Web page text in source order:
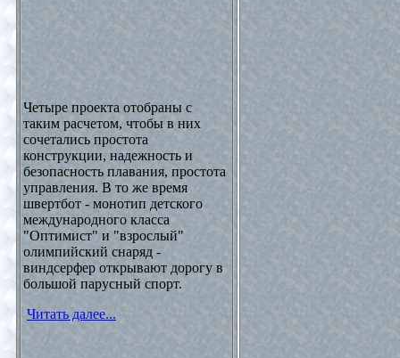
Четыре проекта отобраны с
таким расчетом, чтобы в них
сочетались простота
конструкции, надежность и
безопасность плавания, простота
управления. В то же время
швертбот - монотип детского
международного класса
"Оптимист" и "взрослый"
олимпийский снаряд -
виндсерфер открывают дорогу в
большой парусный спорт.
Читать далее...